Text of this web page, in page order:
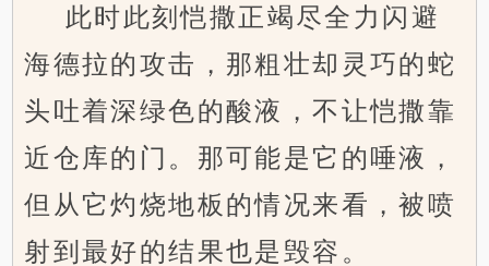
此时此刻恺撒正竭尽全力闪避
海德拉的攻击，那粗壮却灵巧的蛇
头吐着深绿色的酸液，不让恺撒靠
近仓库的门。那可能是它的唾液，
但从它灼烧地板的情况来看，被喷
射到最好的结果也是毁容。